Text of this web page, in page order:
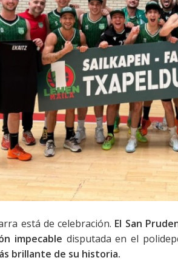
está de celebración. El San
impecable disputada en el
brillante de su historia.